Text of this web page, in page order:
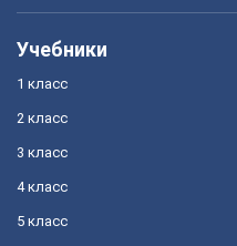
Учебники
1 класс
2 класс
3 класс
4 класс
5 класс